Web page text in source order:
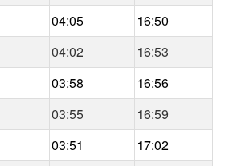
04:05
16:50
04:02
16:53
03:58
16:56
03:55
16:59
03:51
17:02